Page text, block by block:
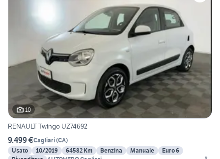
10
RENAULT Twingo UZ74692
9.499 €Cagliari(CA)
Usato
10/2019 64582 Km Benzina Manuale
Euro 6